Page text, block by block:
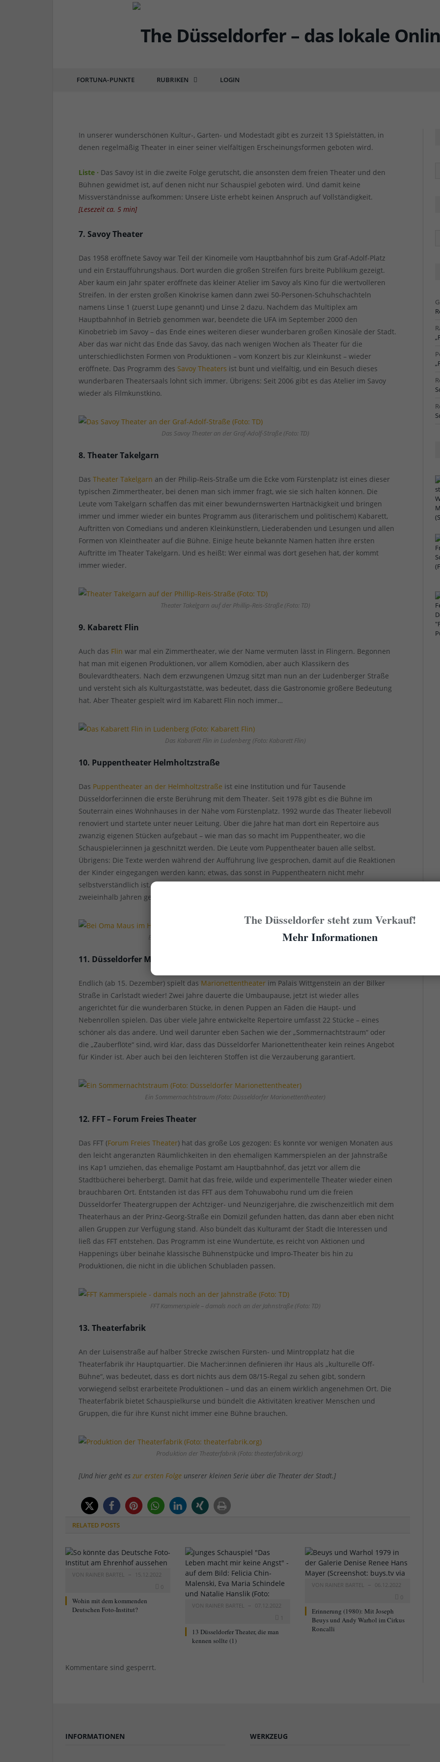
FORTUNA-PUNKTE RUBRIKEN LOGIN
13 Düsseldorfer Theater, die man kennen sollte (2)
von RAINER BARTEL 16.12.2022 0 COMMENTS
In unserer wunderschönen Kultur-, Garten- und Modestadt gibt es zurzeit 13 Spielstätten, in
denen regelmäßig Theater in einer seiner vielfältigen Erscheinungsformen geboten wird.
Liste · Das Savoy ist in die zweite Folge gerutscht, die ansonsten dem freien Theater und den
Bühnen gewidmet ist, auf denen nicht nur Schauspiel geboten wird. Und damit keine
Missverständnisse aufkommen: Unsere Liste erhebt keinen Anspruch auf Vollständigkeit.
[Lesezeit ca. 5 min]
7. Savoy Theater
Das 1958 eröffnete Savoy war Teil der Kinomeile vom Hauptbahnhof bis zum Graf-Adolf-Platz
und ein Erstaufführungshaus. Dort wurden die großen Streifen fürs breite Publikum gezeigt.
Aber kaum ein Jahr später eröffnete das kleiner Atelier im Savoy als Kino für die wertvolleren
Streifen. In der ersten großen Kinokrise kamen dann zwei 50-Personen-Schuhschachteln
namens Linse 1 (zuerst Lupe genannt) und Linse 2 dazu. Nachdem das Multiplex am
Hauptbahnhof in Betrieb genommen war, beendete die UFA im September 2000 den
Kinobetrieb im Savoy – das Ende eines weiteren dieser wunderbaren großen Kinosäle der Stadt.
Aber das war nicht das Ende das Savoy, das nach wenigen Wochen als Theater für die
unterschiedlichsten Formen von Produktionen – vom Konzert bis zur Kleinkunst – wieder
eröffnete. Das Programm des Savoy Theaters ist bunt und vielfältig, und ein Besuch dieses
wunderbaren Theatersaals lohnt sich immer. Übrigens: Seit 2006 gibt es das Atelier im Savoy
wieder als Filmkunstkino.
Das Savoy Theater an der Graf-Adolf-Straße (Foto: TD)
8. Theater Takelgarn
DasTheater Takelgarn an der Philip-Reis-Straße um die Ecke vom Fürstenplatz ist eines dieser
typischen Zimmertheater, bei denen man sich immer fragt, wie sie sich halten können. Die
Leute vom Takelgarn schaffen das mit einer bewundernswerten Hartnäckigkeit und bringen
immer und immer wieder ein buntes Programm aus (literarischem und politischem) Kabarett,
Auftritten von Comedians und anderen Kleinkünstlern, Liederabenden und Lesungen und allen
Formen von Kleintheater auf die Bühne. Einige heute bekannte Namen hatten ihre ersten
Auftritte im Theater Takelgarn. Und es heißt: Wer einmal was dort gesehen hat, der kommt
immer wieder.
Theater Takelgarn auf der Phillip-Reis-Straße (Foto: TD)
9. Kabarett Flin
Auch das Flin war mal ein Zimmertheater, wie der Name vermuten lässt in Flingern. Begonnen
hat man mit eigenen Produktionen, vor allem Komödien, aber auch Klassikern des
Boulevardtheaters. Nach dem erzwungenen Umzug sitzt man nun an der Ludenberger Straße
und versteht sich als Kulturgaststätte, was bedeutet, dass die Gastronomie größere Bedeutung
hat. Aber Theater gespielt wird im Kabarett Flin noch immer…
Das Kabarett Flin in Ludenberg (Foto: Kabarett Flin)
10. Puppentheater Helmholtzstraße
Das Puppentheater an der Helmholtzstraße ist eine Institution und für Tausende
Düsseldorfer:innen die erste Berührung mit dem Theater. Seit 1978 gibt es die Bühne im
Souterrain eines Wohnhauses in der Nähe vom Fürstenplatz. 1992 wurde das Theater liebevoll
renoviert und startete unter neuer Leitung. Über die Jahre hat man dort ein Repertoire aus
zwanzig eigenen Stücken aufgebaut – wie man das so macht im Puppentheater, wo die
Schauspieler:innen ja geschnitzt werden. Die Leute vom Puppentheater bauen alle selbst.
Übrigens: Die Texte werden während der Aufführung live gesprochen, damit auf die Reaktionen
der Kinder eingegangen werden kann; etwas, das sonst in Puppentheatern nicht mehr
selbstverständlich ist. Kurz und gut: Ein erster Besuch im Puppentheater im Alter ab
zweieinhalb Jahren gehört zur ordentlichen Sozialisierung jedes Düsselmenschen.
Bei Oma Maus im Haus (Foto: Puppentheater Helmholtzstraße)
11. Düsseldorfer Marionettentheater
Endlich (ab 15. Dezember) spielt das Marionettentheater im Palais Wittgenstein an der Bilker
Straße in Carlstadt wieder! Zwei Jahre dauerte die Umbaupause, jetzt ist wieder alles
angerichtet für die wunderbaren Stücke, in denen Puppen an Fäden die Haupt- und
Nebenrollen spielen. Das über viele Jahre entwickelte Repertoire umfasst 22 Stücke – eines
schöner als das andere. Und weil darunter eben Sachen wie der „Sommernachtstraum“ oder
die „Zauberflöte“ sind, wird klar, dass das Düsseldorfer Marionettentheater kein reines Angebot
für Kinder ist. Aber auch bei den leichteren Stoffen ist die Verzauberung garantiert.
Ein Sommernachtstraum (Foto: Düsseldorfer Marionettentheater)
12. FFT – Forum Freies Theater
Das FFT (Forum Freies Theater) hat das große Los gezogen: Es konnte vor wenigen Monaten aus
den leicht angeranzten Räumlichkeiten in den ehemaligen Kammerspielen an der Jahnstraße
ins Kap1 umziehen, das ehemalige Postamt am Hauptbahnhof, das jetzt vor allem die
Stadtbücherei beherbergt. Damit hat das freie, wilde und experimentelle Theater wieder einen
brauchbaren Ort. Entstanden ist das FFT aus dem Tohuwabohu rund um die freien
Düsseldorfer Theatergruppen der Achtziger- und Neunzigerjahre, die zwischenzeitlich mit dem
Theaterhaus an der Prinz-Georg-Straße ein Domizil gefunden hatten, das dann aber eben nicht
allen Gruppen zur Verfügung stand. Also bündelt das Kulturamt der Stadt die Interessen und
ließ das FFT entstehen. Das Programm ist eine Wundertüte, es reicht von Aktionen und
Happenings über beinahe klassische Bühnenstpücke und Impro-Theater bis hin zu
Produktionen, die nicht in die üblichen Schubladen passen.
FFT Kammerspiele – damals noch an der Jahnstraße (Foto: TD)
13. Theaterfabrik
An der Luisenstraße auf halber Strecke zwischen Fürsten- und Mintropplatz hat die
Theaterfabrik ihr Hauptquartier. Die Macher:innen definieren ihr Haus als „kulturelle Off-
Bühne“, was bedeutet, dass es dort nichts aus dem 08/15-Regal zu sehen gibt, sondern
vorwiegend selbst erarbeitete Produktionen – und das an einem wirklich angenehmen Ort. Die
Theaterfabrik bietet Schauspielkurse und bündelt die Aktivitäten kreativer Menschen und
Gruppen, die für ihre Kunst nicht immer eine Bühne brauchen.
Produktion der Theaterfabrik (Foto: theaterfabrik.org)
[Und hier geht eszur ersten Folge unserer kleinen Serie über die Theater der Stadt.]
RELATED POSTS
VON RAINER BARTEL
15.12.2022
0
Wohin mit dem kommenden
Deutschen Foto-Institut?
VON RAINER BARTEL
07.12.2022
1
13 Düsseldorfer Theater, die man
kennen sollte (1)
VON RAINER BARTEL
06.12.2022
0
Erinnerung (1980): Mit Joseph
Beuys und Andy Warhol im Cirkus
Roncalli
Kommentare sind gesperrt.
INFORMATIONEN WERKZEUG
The Düsseldorfer steht zum Verkauf!
Mehr Informationen